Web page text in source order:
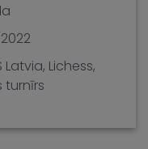
Latvia, Lichess,
turnīrs